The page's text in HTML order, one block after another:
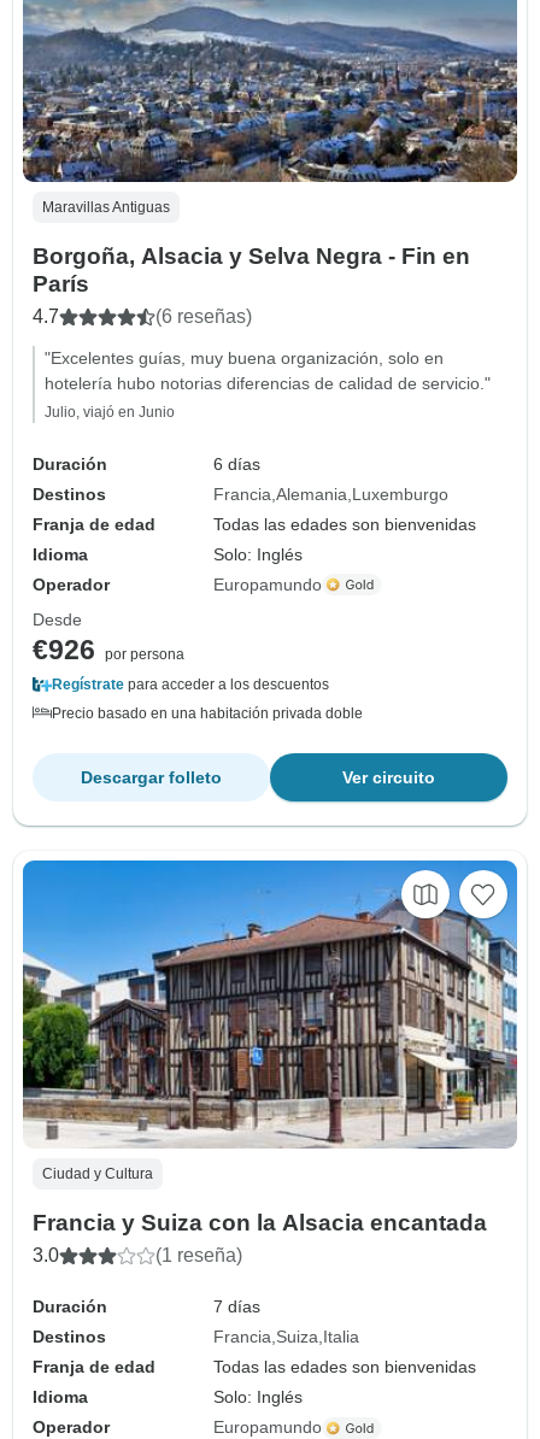
Maravillas Antiguas
Borgoña, Alsacia y Selva Negra - Fin en
París
4.7 (6 reseñas)
"Excelentes guías, muy buena organización, solo en
hotelería hubo notorias diferencias de calidad de servicio."
Julio, viajó en Junio
Duración
6 días
Destinos
Francia Alemania Luxemburgo
Franja de edad
Todas las edades son bienvenidas
Idioma
Solo: Inglés
Operador
Europamundo
Desde
€926
por persona
Regístrate para acceder a los descuentos
Precio basado en una habitación privada doble
Ver circuito
Descargar folleto
Ciudad y Cultura
Francia y Suiza con la Alsacia encantada
3.0 (1 reseña)
Duración
7 días
Destinos
Francia Suiza Italia
Franja de edad
Todas las edades son bienvenidas
Idioma
Solo: Inglés
Operador
Europamundo